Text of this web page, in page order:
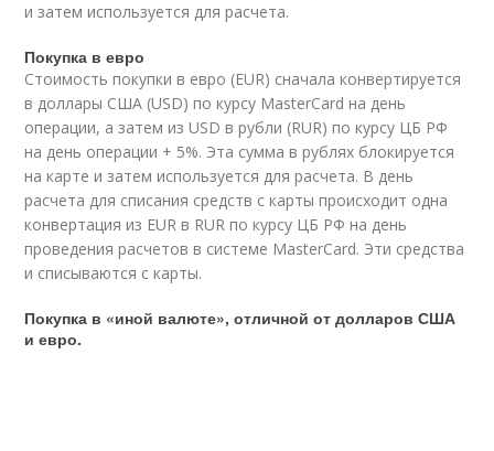
и затем используется для расчета.
Покупка в евро
Стоимость покупки в евро (EUR) сначала конвертируется
в доллары США (USD) по курсу MasterCard на день
операции, а затем из USD в рубли (RUR) по курсу ЦБ РФ
на день операции + 5%. Эта сумма в рублях блокируется
на карте и затем используется для расчета. В день
расчета для списания средств с карты происходит одна
конвертация из EUR в RUR по курсу ЦБ РФ на день
проведения расчетов в системе MasterCard. Эти средства
и списываются с карты.
Покупка в «иной валюте», отличной от долларов США
и евро.